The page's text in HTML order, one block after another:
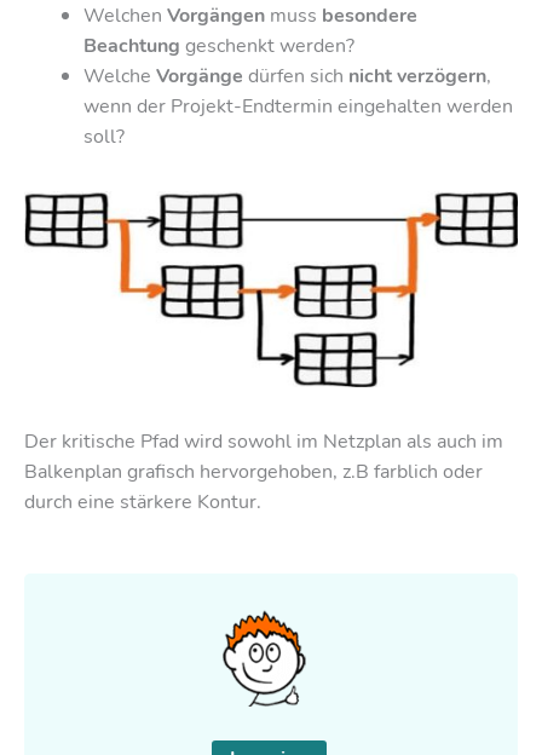
WelchenVorgängen muss besondere
Beachtung geschenkt werden?
WelcheVorgänge dürfen sich nicht verzögern,
wenn der Projekt-Endtermin eingehalten werden
soll?
Der kritische Pfad wird sowohl im Netzplan als auch im
Balkenplan grafisch hervorgehoben, z.B farblich oder
durch eine stärkere Kontur.